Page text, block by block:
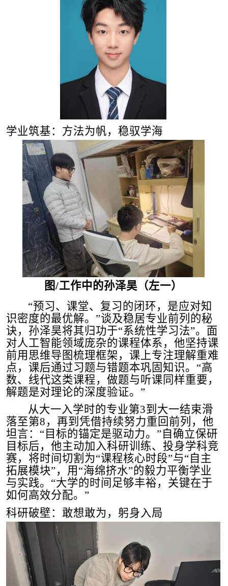
学业筑基：方法为帆，稳驭学海
图/工作中的孙泽昊（左一）
“预习、课堂、复习的闭环，是应对知
识密度的最优解。 ”谈及稳居专业前列的秘
诀，孙泽昊将其归功于“系统性学习法”。面
对人工智能领域庞杂的课程体系，他坚持课
前用思维导图梳理框架，课上专注理解重难
点，课后通过习题与错题本巩固知识。 “高
数、线代这类课程，做题与听课同样重要，
解题是对理论的深度验证。 ”
从大一入学时的专业第3到大一结束滑
落至第8 ，再到凭借持续努力重回前列，他
坦言： “ 目标的锚定是驱动力。 ”自确立保研
目标后，他主动加入科研训练、投身学科竞
赛，将时间切割为“课程核心时段”与“自主
拓展模块”，用 “海绵挤水”的毅力平衡学业
与实践。 “大学的时间足够丰裕，关键在于
如何高效分配。 ”
科研破壁：敢想敢为，躬身入局